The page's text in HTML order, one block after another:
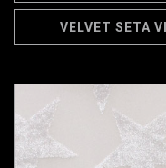
VELVET SETA